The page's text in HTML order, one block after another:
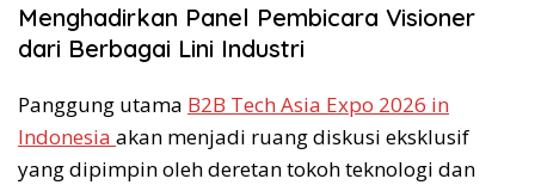
Menghadirkan Panel Pembicara Visioner
dari Berbagai Lini Industri
Panggung utama B2B Tech Asia Expo 2026 in
Indonesia akan menjadi ruang diskusi eksklusif
yang dipimpin oleh deretan tokoh teknologi dan